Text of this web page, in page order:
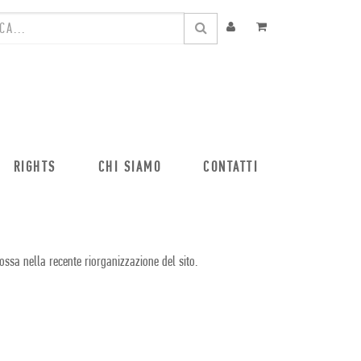
RIGHTS CHI SIAMO CONTATTI
nella recente riorganizzazione del sito.